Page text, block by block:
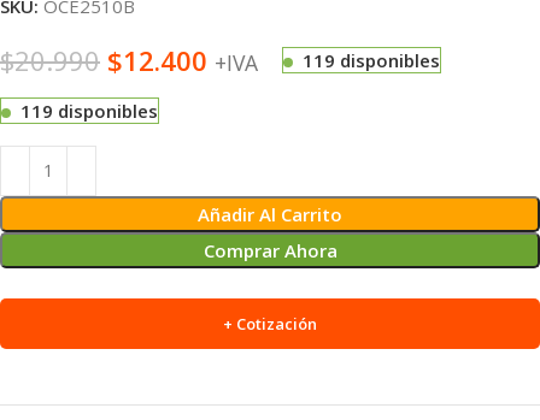
SKU:OCE2510B
$20.990 $12.400 +IVA 119 disponibles
119 disponibles
Añadir Al Carrito
Comprar Ahora
Alternative:
+ Cotización